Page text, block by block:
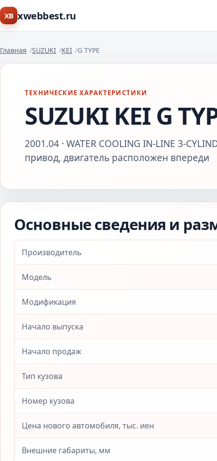
XB xwebbest.ru
Главная SUZUKI KEI G TYPE
ТЕХНИЧЕСКИЕ ХАРАКТЕРИСТИКИ
SUZUKI KEI G
2001.04 · WATER COOLING IN-LINE 3-
привод, двигатель расположен впереди
Основные сведения и
Производитель
Модель
Модификация
Начало выпуска
Начало продаж
Тип кузова
Номер кузова
Цена нового автомобиля, тыс. иен
Внешние габариты, мм